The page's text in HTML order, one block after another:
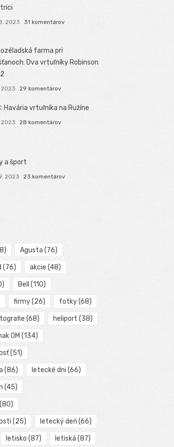
2023 31 komentárov
farma pri
Dva vrtuľníky Robinson
2023 29 komentárov
Havária vrtuľníka na Ružíne
2023 28 komentárov
a šport
2023 23 komentárov
Agusta (76)
(76) akcie (48)
Bell (110)
firmy(26) fotky(68)
(68) heliport (38)
OM (134)
(51)
(86) letecké dni (66)
(45)
(80)
(25) letecký deň(66)
letisko (87) letiská (87)